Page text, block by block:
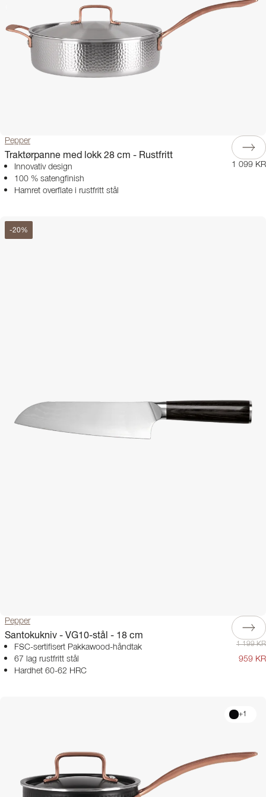
Pepper
Traktørpanne med lokk 28 cm - Rustfritt
Innovativ design
100 % satengfinish
Hamret overflate i rustfritt stål
1 099 KR
-20%
Pepper
Santokukniv - VG10-stål - 18 cm
FSC-sertifisert Pakkawood-håndtak
67 lag rustfritt stål
Hardhet 60-62 HRC
1 199 KR
959 KR
+1